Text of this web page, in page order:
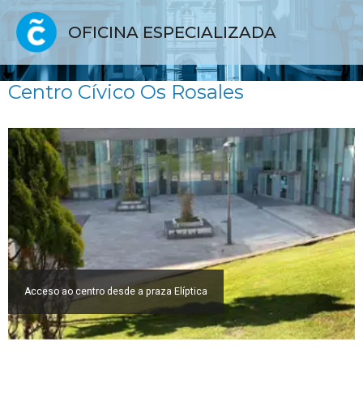
OFICINA ESPECIALIZADA
Centro Cívico Os Rosales
Acceso ao centro desde a praza Elíptica